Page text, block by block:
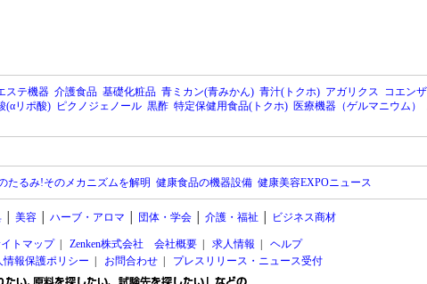
ステ機器 介護食品 基礎化粧品 青ミカン(青みかん) 青汁(トクホ) アガリクス コエン
(αリポ酸) ピクノジェノール 黒酢 特定保健用食品(トクホ) 医療機器（ゲルマニウム）
たるみ!そのメカニズムを解明 健康食品の機器設備 健康美容EXPOニュース
│ 美容│ ハーブ・アロマ 団体・学会│ 介護・福祉 ビジネス商材
トマップ| Zenken株式会社 会社概要 求人情報
ヘルプ
情報保護ポリシー お問合わせ| プレスリリース・ニュース受付